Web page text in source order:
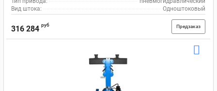
Вид штока:
Одноштоковый
316 284 руб Предзаказ